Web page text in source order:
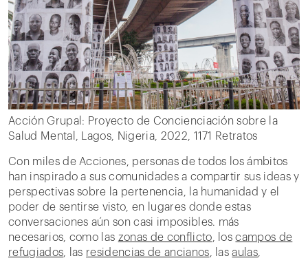
Acción Grupal: Proyecto de Concienciación sobre la
Salud Mental, Lagos, Nigeria, 2022, 1171 Retratos
Con miles de Acciones, personas de todos los ámbitos
han inspirado a sus comunidades a compartir sus ideas y
perspectivas sobre la pertenencia, la humanidad y el
poder de sentirse visto, en lugares donde estas
conversaciones aún son casi imposibles. más
necesarios, como las zonas de conflicto, loscampos de
refugiados, las residencias de ancianos, lasaulas,